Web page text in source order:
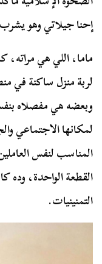
إحنا جيلاتي وهو
ماما، اللي هي
لربة منزل ساكنة في
وبعضه هي مفصلاه
لمكانها الاجتماعي
المناسب لنفس
القطعة الواحدة،
التمنينيات.